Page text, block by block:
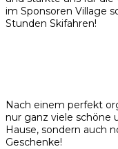
im Sponsoren Village
Stunden Skifahren!
Nach einem perfekt
nur ganz viele schöne
Hause, sondern auch
Geschenke!